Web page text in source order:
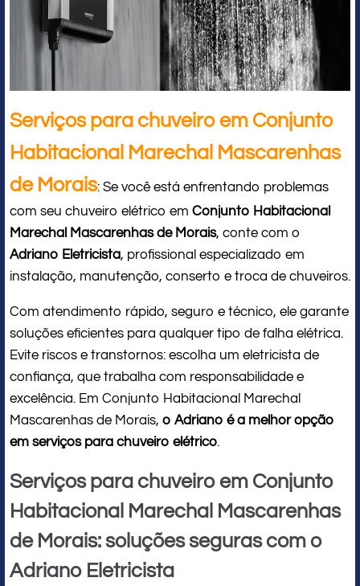
Serviços para chuveiro em Conjunto
Habitacional Marechal Mascarenhas
de Morais: Se você está enfrentando problemas
com seu chuveiro elétrico em Conjunto Habitacional
Marechal Mascarenhas de Morais, conte com o
Adriano Eletricista, profissional especializado em
instalação, manutenção, conserto e troca de chuveiros.
Com atendimento rápido, seguro e técnico, ele garante
soluções eficientes para qualquer tipo de falha elétrica.
Evite riscos e transtornos: escolha um eletricista de
confiança, que trabalha com responsabilidade e
excelência. Em Conjunto Habitacional Marechal
Mascarenhas de Morais, o Adriano é a melhor opção
em serviços para chuveiro elétrico.
Serviços para chuveiro em Conjunto
Habitacional Marechal Mascarenhas
de Morais: soluções seguras com o
Adriano Eletricista